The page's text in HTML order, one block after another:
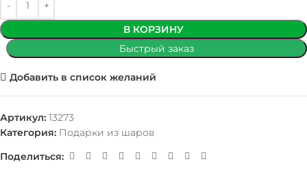
В КОРЗИНУ
Быстрый заказ
Добавить в список желаний
Артикул: 13273
Категория: Подарки из шаров
Поделиться: